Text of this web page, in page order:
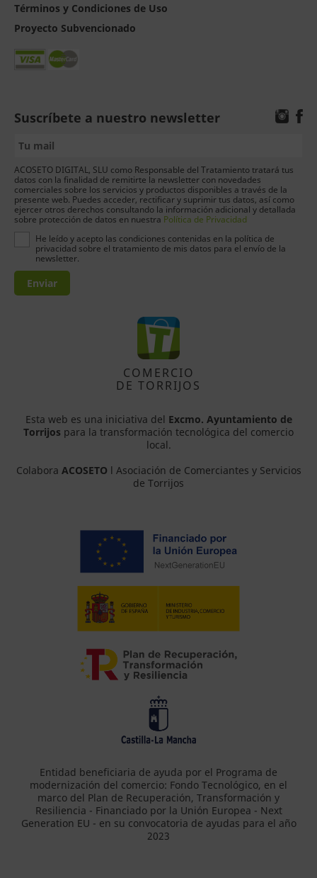
Términos y Condiciones de Uso
Proyecto Subvencionado
Suscríbete a nuestro newsletter
ACOSETO DIGITAL, SLU como Responsable del Tratamiento tratará tus
datos con la finalidad de remitirte la newsletter con novedades
comerciales sobre los servicios y productos disponibles a través de la
presente web. Puedes acceder, rectificar y suprimir tus datos, así como
ejercer otros derechos consultando la información adicional y detallada
sobre protección de datos en nuestra Política de Privacidad
He leído y acepto las condiciones contenidas en la política de
privacidad sobre el tratamiento de mis datos para el envío de la
newsletter.
Enviar
COMERCIO
DE TORRIJOS
Esta web es una iniciativa del Excmo. Ayuntamiento de
Torrijos para la transformación tecnológica del comercio
local.
Colabora ACOSETO l Asociación de Comerciantes y Servicios
de Torrijos
Entidad beneficiaria de ayuda por el Programa de
modernización del comercio: Fondo Tecnológico, en el
marco del Plan de Recuperación, Transformación y
Resiliencia - Financiado por la Unión Europea - Next
Generation EU - en su convocatoria de ayudas para el año
2023